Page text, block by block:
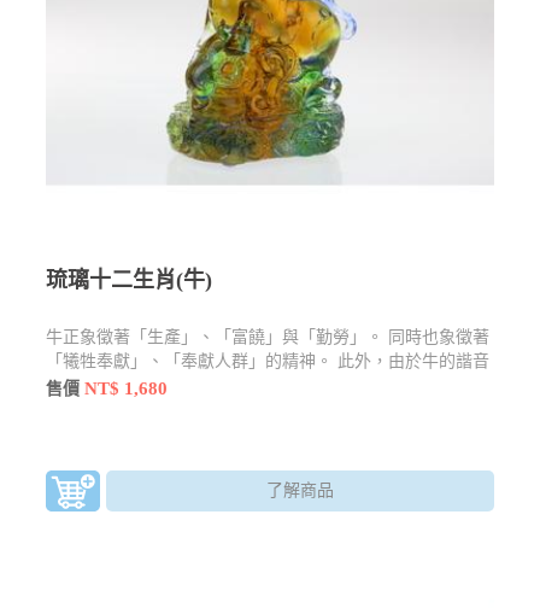
琉璃十二生肖(牛)
牛正象徵著「生產」、「富饒」與「勤勞」。 同時也象徵著
「犧牲奉獻」、「奉獻人群」的精神。 此外，由於牛的諧音
與「扭轉乾坤」的扭相近，因此在農曆新年時，也常以「扭
售價NT$ 1,680
了解商品